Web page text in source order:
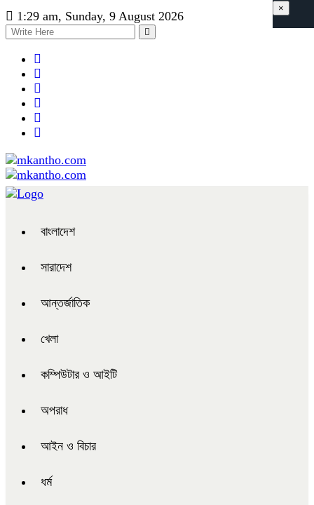
1:29 am, Sunday, 9 August 2026
বাংলাদেশ
সারাদেশ
আন্তর্জাতিক
খেলা
কম্পিউটার ও আইটি
অপরাধ
আইন ও বিচার
ধর্ম
×